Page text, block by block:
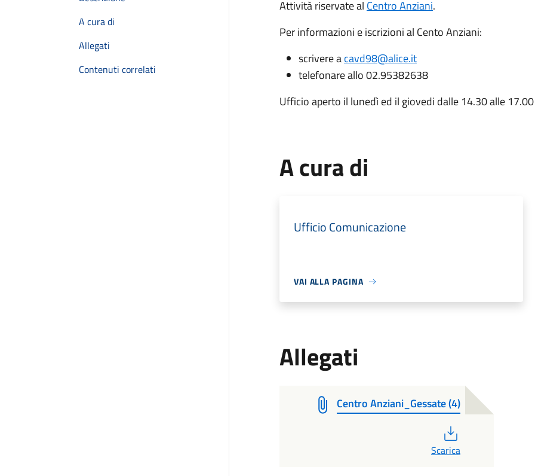
A cura di
Allegati
Contenuti correlati
Attività riservate al Centro Anziani.
Per informazioni e iscrizioni al Cento Anziani:
scrivere acavd98@alice.it
telefonare allo 02.95382638
Ufficio aperto il lunedì ed il giovedi dalle 14.30 alle 17.00
A cura di
Ufficio Comunicazione
VAI ALLA PAGINA
Allegati
Centro Anziani_Gessate (4)
Scarica